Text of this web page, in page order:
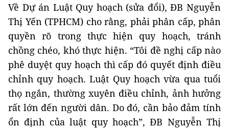
Về Dự án Luật Quy hoạch (sửa đổi), ĐB Nguyễn
Thị Yến (TPHCM) cho rằng, phải phân cấp, phân
quyền rõ trong thực hiện quy hoạch, tránh
chồng chéo, khó thực hiện. “Tôi đề nghị cấp nào
phê duyệt quy hoạch thì cấp đó quyết định điều
chỉnh quy hoạch. Luật Quy hoạch vừa qua tuổi
thọ ngắn, thường xuyên điều chỉnh, ảnh hưởng
rất lớn đến người dân. Do đó, cần bảo đảm tính
ổn định của luật quy hoạch”, ĐB Nguyễn Thị